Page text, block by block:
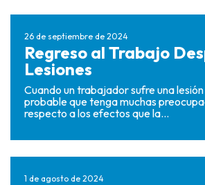
26 de septiembre de 2024
Regreso al Trabajo
Lesiones
Cuando un trabajador sufre una
probable que tenga muchas
respecto a los efectos que la...
1 de agosto de 2024